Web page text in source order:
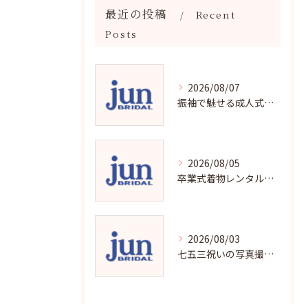
最近の投稿
Recent
Posts
2026/08/07
振袖で魅せる成人式写真の魅力と撮影ポイント
2026/08/05
卒業式着物レンタルの選び方と魅力
2026/08/03
七五三祝いの写真撮影で残す成長の瞬間